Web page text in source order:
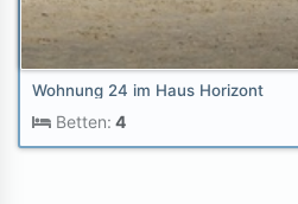
Wohnung 24 im Haus Horizont
Betten: 4